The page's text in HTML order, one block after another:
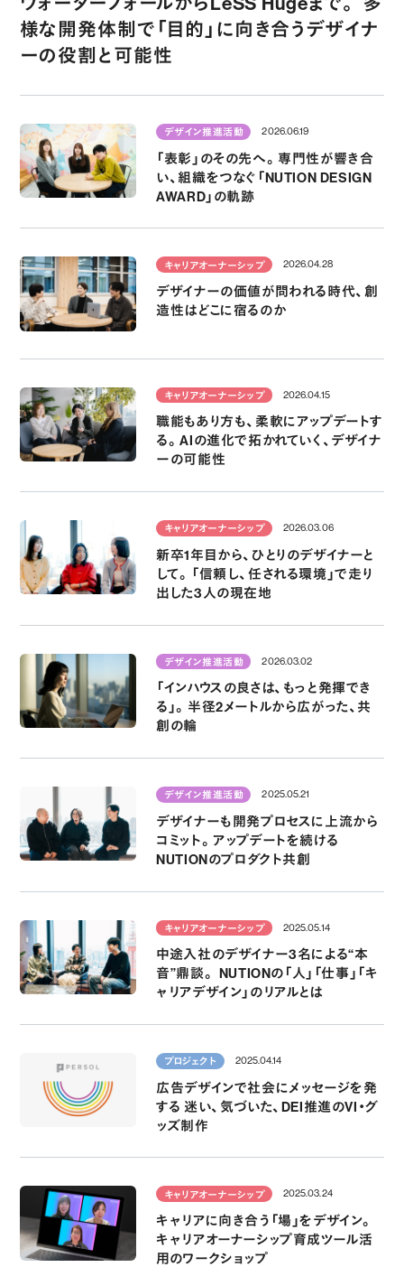
様な開発体制で「目的」に向き合うデザイナ
ーの役割と可能性
デザイン推進活動 2026.06.19
「表彰」のその先へ。専門性が響き合
い、組織をつなぐ「NUTION DESIGN
AWARD」の軌跡
キャリアオーナーシップ 2026.04.28
デザイナーの価値が問われる時代、創
造性はどこに宿るのか
キャリアオーナーシップ 2026.04.15
職能もあり方も、柔軟にアップデートす
る。AIの進化で拓かれていく、デザイナ
ーの可能性
キャリアオーナーシップ 2026.03.06
新卒1年目から、ひとりのデザイナーと
して。「信頼し、任される環境」で走り
出した3人の現在地
デザイン推進活動 2026.03.02
「インハウスの良さは、もっと発揮でき
る」。半径2メートルから広がった、共
創の輪
デザイン推進活動 2025.05.21
デザイナーも開発プロセスに上流から
コミット。アップデートを続ける
NUTIONのプロダクト共創
キャリアオーナーシップ 2025.05.14
中途入社のデザイナー3名による“本
音”鼎談。 NUTIONの「人」「仕事」「キ
ャリアデザイン」のリアルとは
プロジェクト 2025.04.14
広告デザインで社会にメッセージを発
する 迷い、気づいた、DEI推進のVI・グ
ッズ制作
キャリアオーナーシップ 2025.03.24
キャリアに向き合う「場」をデザイン。
キャリアオーナーシップ育成ツール活
用のワークショップ